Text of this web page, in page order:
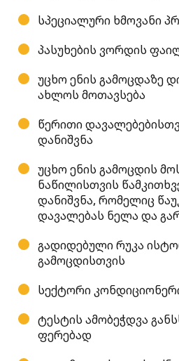
სპეციალური ხმოვანი
პასუხების ვორდის
უცხო ენის გამოცდაზე
ახლოს მოთავსება
წერითი
დანიშვნა
უცხო ენის გამოცდის
ნაწილისთვის
დანიშვნა, რომელიც
დავალებას ნელა და
გადიდებული რუკა
გამოცდისთვის
სექტორი
ტესტის ამობეჭდვა
ფერებად